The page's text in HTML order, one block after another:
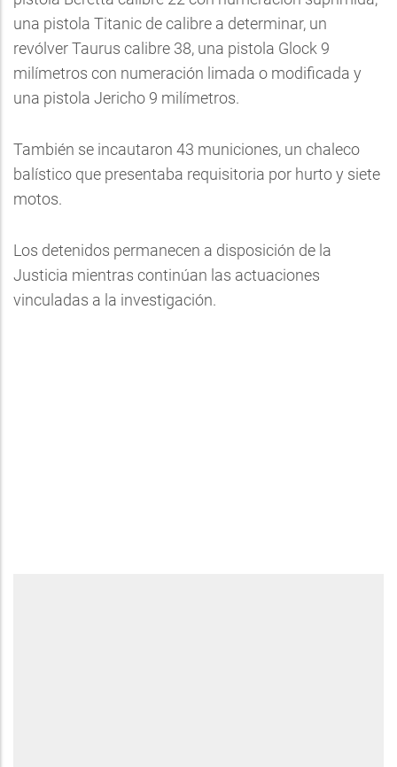
una pistola Titanic de calibre a determinar, un
revólver Taurus calibre 38, una pistola Glock 9
milímetros con numeración limada o modificada y
una pistola Jericho 9 milímetros.
También se incautaron 43 municiones, un chaleco
balístico que presentaba requisitoria por hurto y siete
motos.
Los detenidos permanecen a disposición de la
Justicia mientras continúan las actuaciones
vinculadas a la investigación.